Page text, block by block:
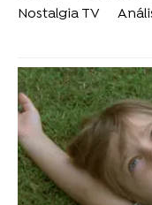
Nostalgia TV